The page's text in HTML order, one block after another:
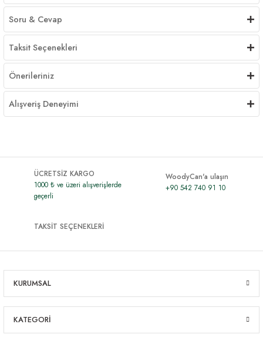
Soru & Cevap
Taksit Seçenekleri
Önerileriniz
Alışveriş Deneyimi
ÜCRETSİZ KARGO
1000 ₺ ve üzeri alışverişlerde
geçerli
WoodyCan'a ulaşın
+90 542 740 91 10
TAKSİT SEÇENEKLERİ
KURUMSAL
KATEGORİ